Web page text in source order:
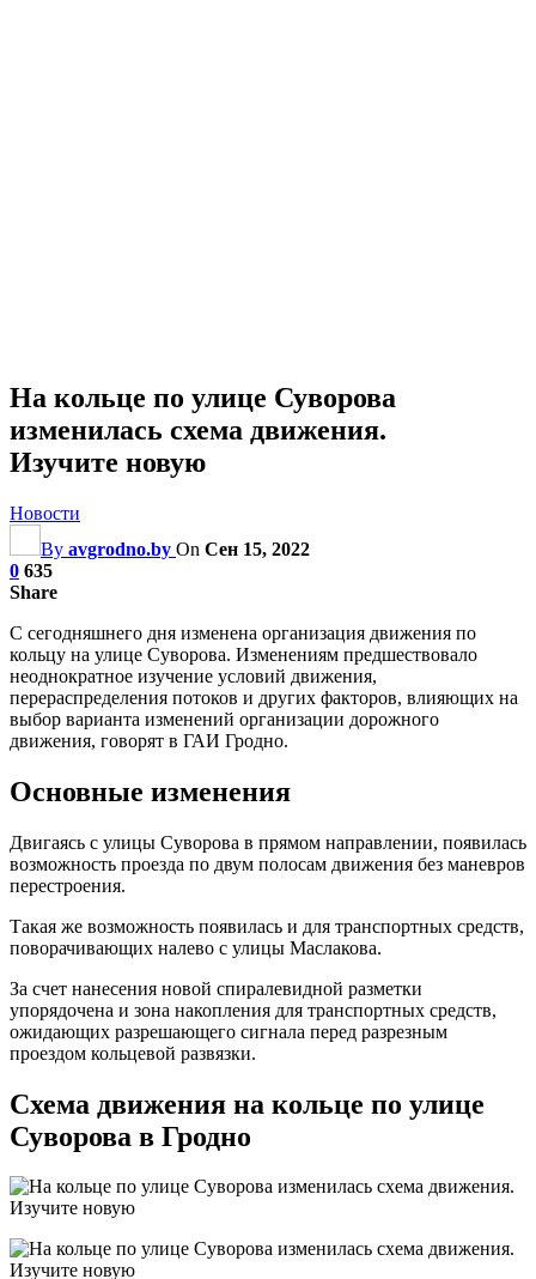
На кольце по улице Суворова
изменилась схема движения.
Изучите новую
Новости
By avgrodno.by On Сен 15, 2022
0 635
Share
С сегодняшнего дня изменена организация движения по
кольцу на улице Суворова. Изменениям предшествовало
неоднократное изучение условий движения,
перераспределения потоков и других факторов, влияющих на
выбор варианта изменений организации дорожного
движения, говорят в ГАИ Гродно.
Основные изменения
Двигаясь с улицы Суворова в прямом направлении, появилась
возможность проезда по двум полосам движения без маневров
перестроения.
Такая же возможность появилась и для транспортных средств,
поворачивающих налево с улицы Маслакова.
За счет нанесения новой спиралевидной разметки
упорядочена и зона накопления для транспортных средств,
ожидающих разрешающего сигнала перед разрезным
проездом кольцевой развязки.
Схема движения на кольце по улице
Суворова в Гродно